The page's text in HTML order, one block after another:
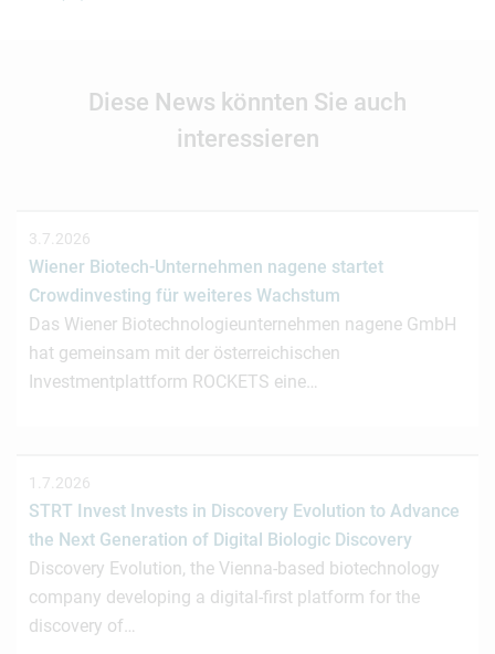
Diese News könnten Sie auch
interessieren
3.7.2026
Wiener Biotech-Unternehmen nagene startet
Crowdinvesting für weiteres Wachstum
Das Wiener Biotechnologieunternehmen nagene GmbH
hat gemeinsam mit der österreichischen
Investmentplattform ROCKETS eine…
1.7.2026
STRT Invest Invests in Discovery Evolution to Advance
the Next Generation of Digital Biologic Discovery
Discovery Evolution, the Vienna-based biotechnology
company developing a digital-first platform for the
discovery of…